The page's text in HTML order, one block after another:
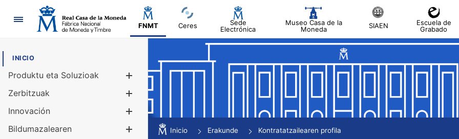
Nabigazioa
FNMT Ceres
Sede
Electrónica
Museo Casa de la
Moneda
SIAEN
Escuela de
Grabado
INICIO
Produktu eta Soluzioak
Erakutsi/Ezkutatu
Zerbitzuak
Innovación
Bildumazalearen
Erakutsi/Ezkutatu
Inicio Erakunde Kontratatzailearen profila